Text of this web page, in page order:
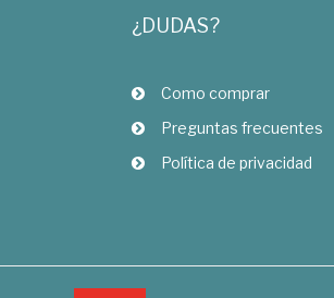
¿DUDAS?
Como comprar
Preguntas frecuentes
Política de privacidad